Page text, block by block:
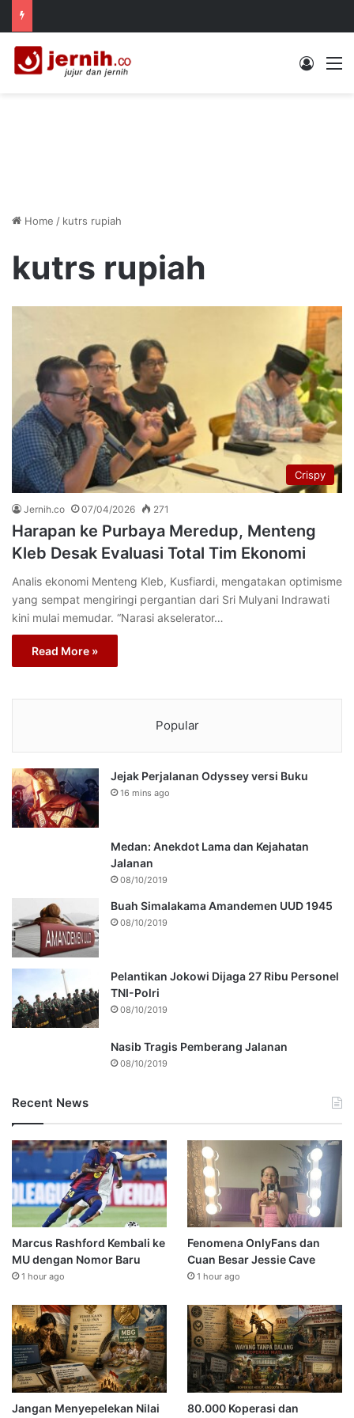
Log In
Home / kutrs rupiah
kutrs rupiah
Crispy
Jernih.co 07/04/2026 271
Harapan ke Purbaya Meredup, Menteng
Kleb Desak Evaluasi Total Tim Ekonomi
Analis ekonomi Menteng Kleb, Kusfiardi, mengatakan optimisme
yang sempat mengiringi pergantian dari Sri Mulyani Indrawati
kini mulai memudar. “Narasi akselerator…
Read More »
Popular
Jejak Perjalanan Odyssey versi Buku
16 mins ago
Medan: Anekdot Lama dan Kejahatan
Jalanan
08/10/2019
Buah Simalakama Amandemen UUD 1945
08/10/2019
Pelantikan Jokowi Dijaga 27 Ribu Personel
TNI-Polri
08/10/2019
Nasib Tragis Pemberang Jalanan
08/10/2019
Recent News
Marcus Rashford Kembali ke
MU dengan Nomor Baru
1 hour ago
Fenomena OnlyFans dan
Cuan Besar Jessie Cave
1 hour ago
Jangan Menyepelekan Nilai 80.000 Koperasi dan